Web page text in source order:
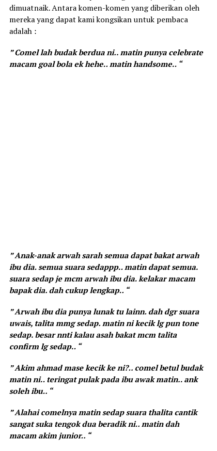
dimuatnaik. Antara komen-komen yang diberikan oleh
mereka yang dapat kami kongsikan untuk pembaca
adalah :
” Comel lah budak berdua ni.. matin punya celebrate
macam goal bola ek hehe.. matin handsome.. “
” Anak-anak arwah sarah semua dapat bakat arwah
ibu dia. semua suara sedappp.. matin dapat semua.
suara sedap je mcm arwah ibu dia. kelakar macam
bapak dia. dah cukup lengkap.. “
” Arwah ibu dia punya lunak tu lainn. dah dgr suara
uwais, talita mmg sedap. matin ni kecik lg pun tone
sedap. besar nnti kalau asah bakat mcm talita
confirm lg sedap.. “
” Akim ahmad mase kecik ke ni?.. comel betul budak
matin ni.. teringat pulak pada ibu awak matin.. ank
soleh ibu.. “
” Alahai comelnya matin sedap suara thalita cantik
sangat suka tengok dua beradik ni.. matin dah
macam akim junior.. “